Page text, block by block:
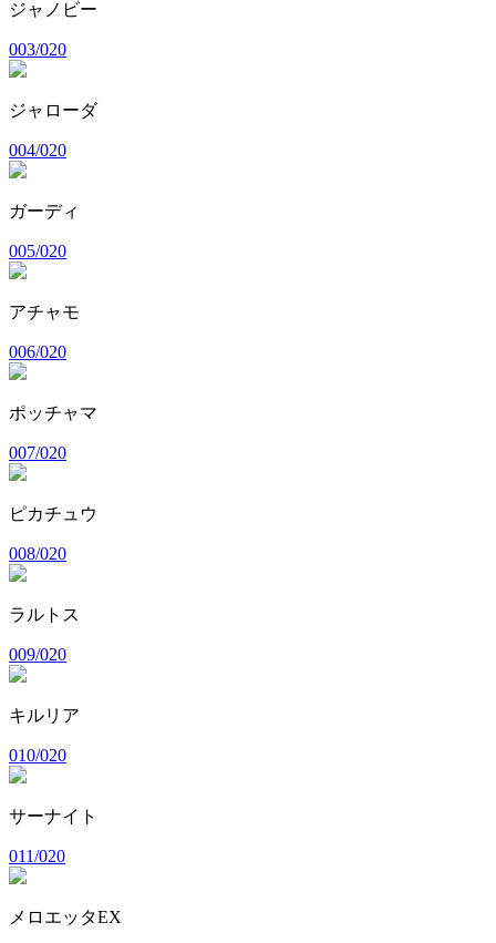
ジャノビー
003/020
ジャローダ
004/020
ガーディ
005/020
アチャモ
006/020
ポッチャマ
007/020
ピカチュウ
008/020
ラルトス
009/020
キルリア
010/020
サーナイト
011/020
メロエッタEX